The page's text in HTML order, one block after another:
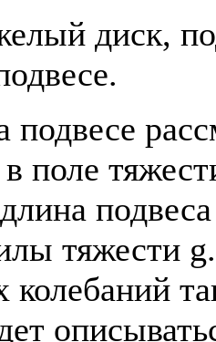
диск,
подвесе
поле
тяжести
колебаний